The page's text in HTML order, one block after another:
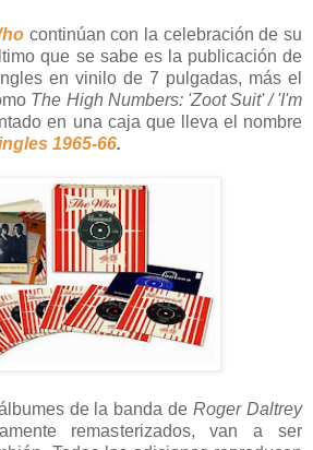
continúan con la celebración de su
que se sabe es la publicación de
en vinilo de 7 pulgadas, más el
The High Numbers: 'Zoot Suit' / 'I'm
en una caja que lleva el nombre
1965-66.
de la banda deRoger Daltrey
remasterizados, van a ser